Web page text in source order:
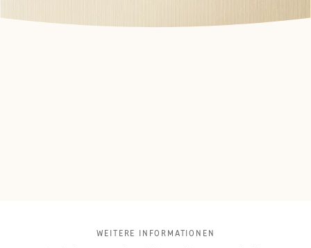
WEITERE INFORMATIONEN